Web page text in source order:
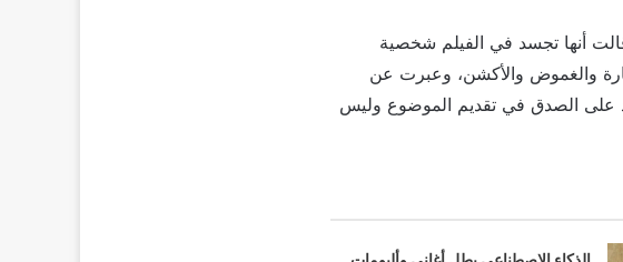
أنها تجسد في الفيلم شخصية
والغموض والأكشن، وعبرت عن
على الصدق في تقديم الموضوع وليس